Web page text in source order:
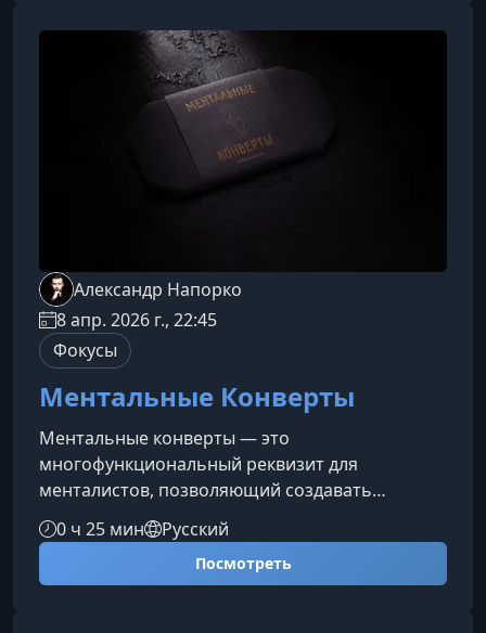
конкурентов.Что представляет собой
трюкЛевитация кредитки — это визуальный
фокус, который завораживает уже с первых
секунд. Зритель видит, как обычная
Александр Напорко
8 апр. 2026 г., 22:45
Фокусы
Ментальные Конверты
Ментальные конверты — это
многофункциональный реквизит для
менталистов, позволяющий создавать
мощные эффекты чтения мыслей,
предсказаний и тайных сообщений. Этот
набор открывает широкие возможности для
0 ч 25 мин Русский
Посмотреть